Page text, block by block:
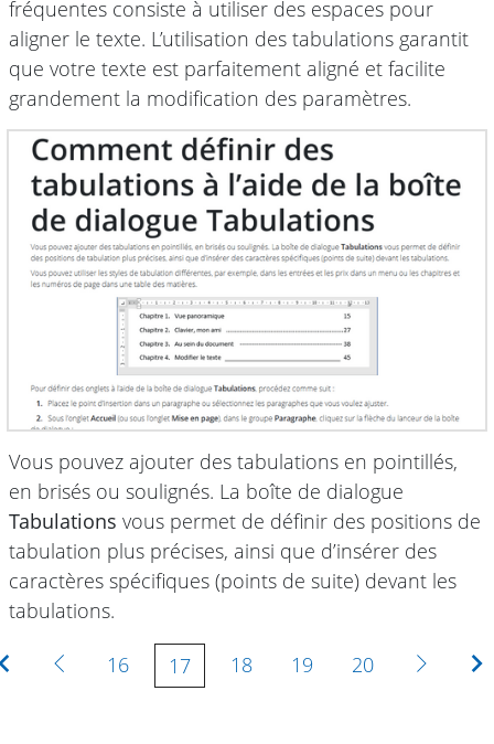
fréquentes consiste à utiliser des espaces pour
aligner le texte. L’utilisation des tabulations garantit
que votre texte est parfaitement aligné et facilite
grandement la modification des paramètres.
Vous pouvez ajouter des tabulations en pointillés,
en brisés ou soulignés. La boîte de dialogue
Tabulations vous permet de définir des positions de
tabulation plus précises, ainsi que d’insérer des
caractères spécifiques (points de suite) devant les
tabulations.
PremièrePrécédente
16 17 18 19 20